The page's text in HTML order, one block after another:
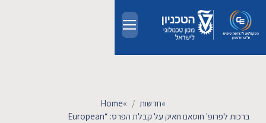
Home» חדשות»
ברכות לפרופ' חוסאם חאיק על קבלת הפרס: “European